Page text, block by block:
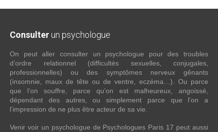
Consulter un psychologue
On peut aller consulter un psychologue pour des troubles
d’ordre relationnel (difficultés sexuelles, conjugales,
professionnelles) ou des symptômes nerveux gênants
(insomnie, maux de tête ou de ventre, eczéma…). Ou parce
que l’on souffre, parce qu’on est malheureux, angoissé,
dépendant des autres, ou simplement parce que l’on a
l’impression de ne plus être acteur de sa vie.
Venir voir un psychologue de Psychologues Paris 17 peut aussi